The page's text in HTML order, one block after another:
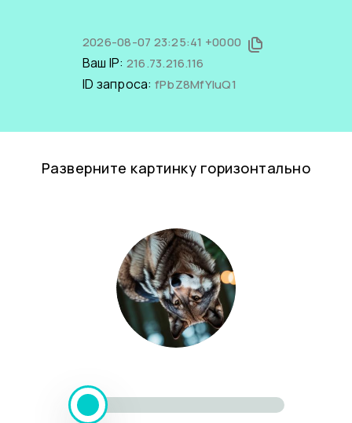
2026-08-07 23:25:41 +0000
Ваш IP: 216.73.216.116
ID запроса: fPbZ8MfYIuQ1
Разверните картинку горизонтально